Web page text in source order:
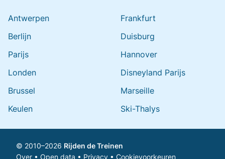
Antwerpen
Berlijn
Parijs
Londen
Brussel
Keulen
Frankfurt
Duisburg
Hannover
Disneyland Parijs
Marseille
Ski-Thalys
© 2010–2026 Rijden de Treinen
Over • Open data • Privacy • Cookievoorkeuren